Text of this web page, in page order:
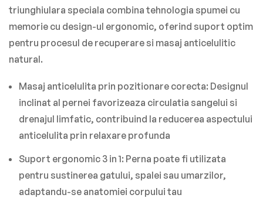
triunghiulara speciala combina tehnologia spumei cu
memorie cu design-ul ergonomic, oferind suport optim
pentru procesul de recuperare si masaj anticelulitic
natural.
Masaj anticelulita prin pozitionare corecta: Designul
inclinat al pernei favorizeaza circulatia sangelui si
drenajul limfatic, contribuind la reducerea aspectului
anticelulita prin relaxare profunda
Suport ergonomic 3 in 1: Perna poate fi utilizata
pentru sustinerea gatului, spalei sau umarzilor,
adaptandu-se anatomiei corpului tau